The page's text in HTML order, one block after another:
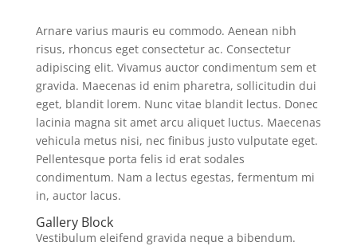
Arnare varius mauris eu commodo. Aenean nibh
risus, rhoncus eget consectetur ac. Consectetur
adipiscing elit. Vivamus auctor condimentum sem et
gravida. Maecenas id enim pharetra, sollicitudin dui
eget, blandit lorem. Nunc vitae blandit lectus. Donec
lacinia magna sit amet arcu aliquet luctus. Maecenas
vehicula metus nisi, nec finibus justo vulputate eget.
Pellentesque porta felis id erat sodales
condimentum. Nam a lectus egestas, fermentum mi
in, auctor lacus.
Gallery Block
Vestibulum eleifend gravida neque a bibendum.